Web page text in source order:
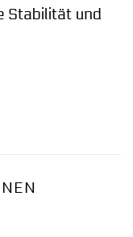
Stabilität und